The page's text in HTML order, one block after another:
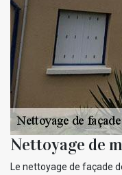
Nettoyage de
Le nettoyage de façade